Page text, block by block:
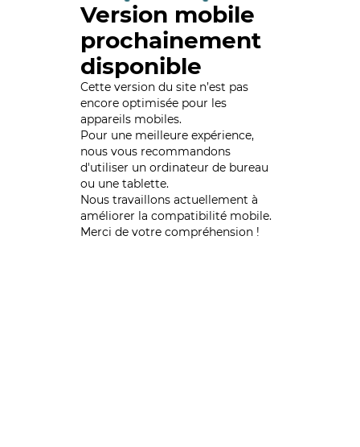
Version mobile
prochainement
disponible
Cette version du site n’est pas
encore optimisée pour les
appareils mobiles.
Pour une meilleure expérience,
nous vous recommandons
d'utiliser un ordinateur de bureau
ou une tablette.
Nous travaillons actuellement à
améliorer la compatibilité mobile.
Merci de votre compréhension !